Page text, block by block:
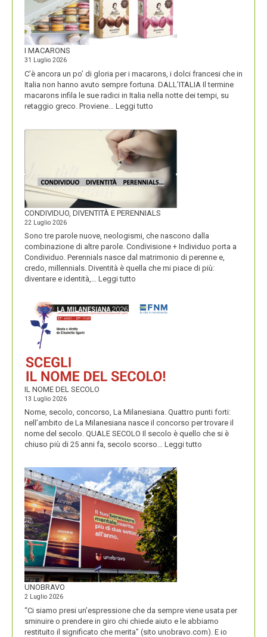
I MACARONS
31 Luglio 2026
C’è ancora un po’ di gloria per i macarons, i dolci francesi che in
Italia non hanno avuto sempre fortuna. DALL’ITALIA Il termine
macarons infila le sue radici in Italia nella notte dei tempi, su
retaggio greco. Proviene… Leggi tutto
CONDIVIDUO, DIVENTITÀ E PERENNIALS
22 Luglio 2026
Sono tre parole nuove, neologismi, che nascono dalla
combinazione di altre parole. Condivisione + Individuo porta a
Condividuo. Perennials nasce dal matrimonio di perenne e,
credo, millennials. Diventità è quella che mi piace di più:
diventare e identità,… Leggi tutto
E
IL NOME DEL SECOLO
13 Luglio 2026
Nome, secolo, concorso, La Milanesiana. Quattro punti forti:
nell’ambito de La Milanesiana nasce il concorso per trovare il
nome del secolo. QUALE SECOLO Il secolo è quello che si è
chiuso più di 25 anni fa, secolo scorso… Leggi tutto
UNOBRAVO
2 Luglio 2026
“Ci siamo presi un’espressione che da sempre viene usata per
sminuire o prendere in giro chi chiede aiuto e le abbiamo
restituito il significato che merita” (sito unobravo.com). E io